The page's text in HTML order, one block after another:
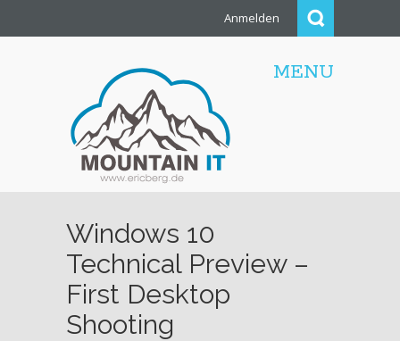
Anmelden
MENU
Windows 10
Technical Preview –
First Desktop
Shooting